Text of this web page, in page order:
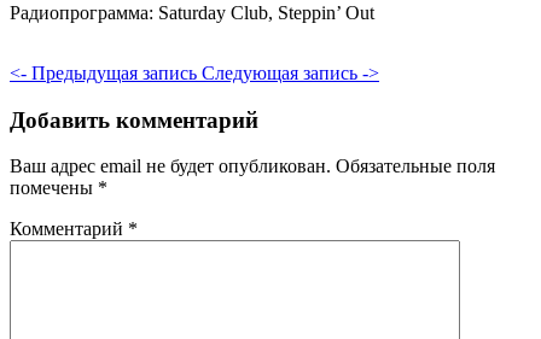
Радиопрограмма: Saturday Club, Steppin’ Out
<- Предыдущая запись Следующая запись ->
Добавить комментарий
Ваш адрес email не будет опубликован. Обязательные поля
помечены *
Комментарий *